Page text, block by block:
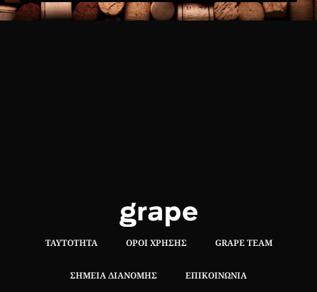
ΤΑΥΤΌΤΗΤΑ ΌΡΟΙ ΧΡΉΣΗΣ GRAPE TEAM
ΣΗΜΕΊΑ ΔΙΑΝΟΜΉΣ ΕΠΙΚΟΙΝΩΝΊΑ